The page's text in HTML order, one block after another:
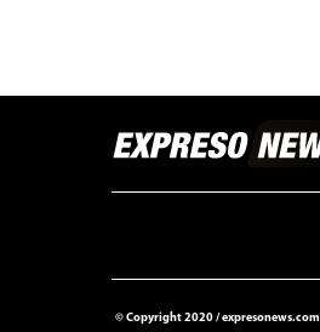
© Copyright 2020 /expresonews.com